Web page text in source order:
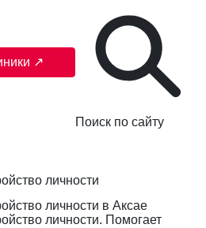
↗
Поиск по сайту
личности
личности в Аксае
личности. Помогает